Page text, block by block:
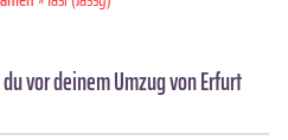
vor deinem Umzug von Erfurt